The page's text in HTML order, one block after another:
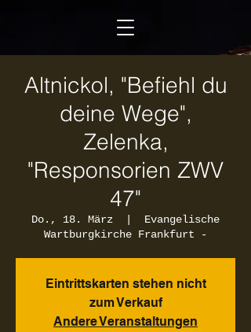
Altnickol, "Befiehl du
deine Wege",
Zelenka,
"Responsorien ZWV
47"
Do., 18. März
Evangelische
Wartburgkirche Frankfurt -
Eintrittskarten stehen nicht
zum Verkauf
Andere Veranstaltungen